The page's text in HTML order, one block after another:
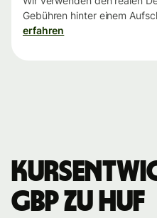
Gebühren hinter einem
erfahren
GBP zu HUF